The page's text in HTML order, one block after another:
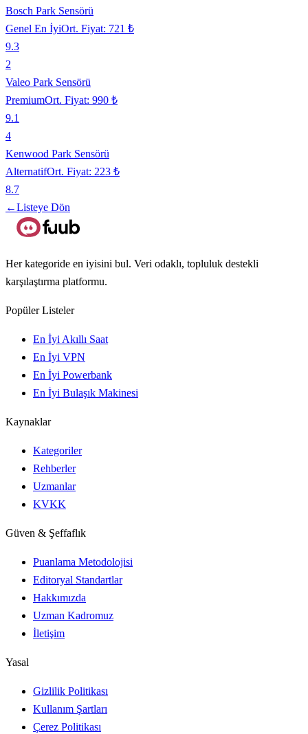
Bosch Park Sensörü
Genel En İyiOrt. Fiyat: 721 ₺
9.3
2
Valeo Park Sensörü
PremiumOrt. Fiyat: 990 ₺
9.1
4
Kenwood Park Sensörü
AlternatifOrt. Fiyat: 223 ₺
8.7
←Listeye Dön
Her kategoride en iyisini bul. Veri odaklı, topluluk destekli
karşılaştırma platformu.
Popüler Listeler
En İyi Akıllı Saat
En İyi VPN
En İyi Powerbank
En İyi Bulaşık Makinesi
Kaynaklar
Kategoriler
Rehberler
Uzmanlar
KVKK
Güven & Şeffaflık
Puanlama Metodolojisi
Editoryal Standartlar
Hakkımızda
Uzman Kadromuz
İletişim
Yasal
Gizlilik Politikası
Kullanım Şartları
Çerez Politikası